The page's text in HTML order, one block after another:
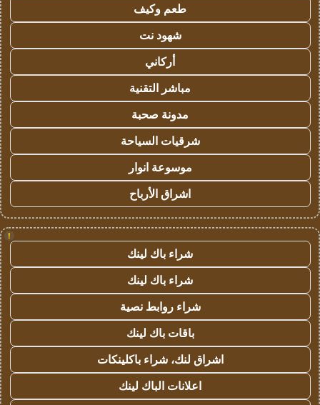
طعم وكيف
شهود نت
أركاني
مباشر التقنية
مدونة صحبة
شرقيات السياحة
موسوعة انوار
اشراق الأرباح
!
شراء باك لينك
شراء باك لينك
شراء روابط نصية
باقات باك لينك
اشراق لنك، شراء باكلينكات
اعلانات الباك لينك